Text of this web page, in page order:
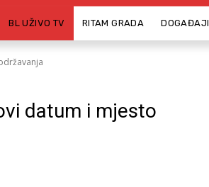
BL UŽIVO TV RITAM GRADA DOGAĐAJI
datum i mjesto